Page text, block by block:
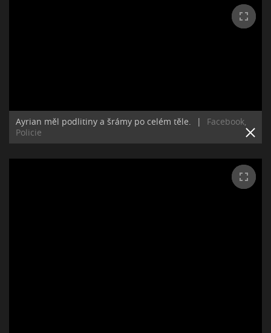
Ayrian měl podlitiny a šrámy po celém těle. |
Facebook,
Policie